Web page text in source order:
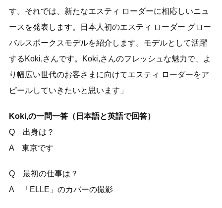
す。それでは、新たなエスティ ローダーに相応しいニュ
ースを発表します。日本人初のエスティ ローダー グロー
バルスポークスモデルを紹介します。モデルとして活躍
するKoki,さんです。Koki,さんのフレッシュな魅力で、よ
り幅広い世代のお客さまに向けてエスティ ローダーをア
ピールしていきたいと思います」
Koki,の一問一答（日本語と英語で回答）
Q 出身は？
A 東京です
Q 最初の仕事は？
A 「ELLE」のカバーの撮影